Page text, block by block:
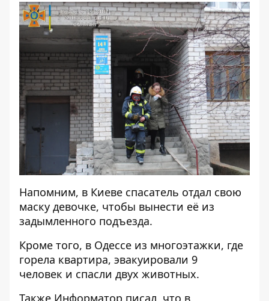
Напомним, в Киеве спасатель отдал свою
маску девочке, чтобы вынести её из
задымленного подъезда.
Кроме того, в Одессе из многоэтажки, где
горела квартира, эвакуировали 9
человек и спасли двух животных.
Также Информатор писал, что в